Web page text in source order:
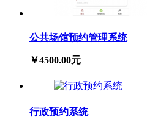
公共场馆预约管理系统
￥4500.00元
行政预约系统